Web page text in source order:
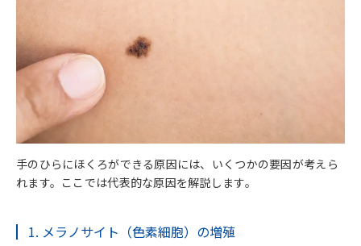
手のひらにほくろができる原因には、いくつかの要因が考えら
れます。ここでは代表的な原因を解説します。
1. メラノサイト（色素細胞）の増殖